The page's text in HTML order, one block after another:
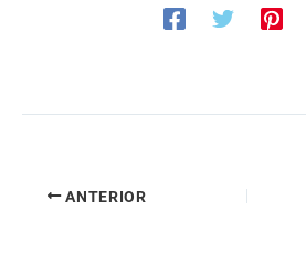
ANTERIOR